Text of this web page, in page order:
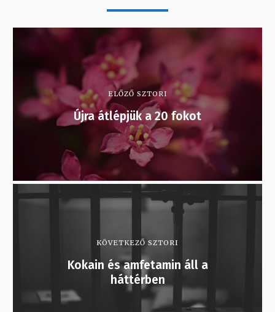
ELŐZŐ SZTORI
Újra átlépjük a 20 fokot
KÖVETKEZŐ SZTORI
Kokain és amfetamin áll a
háttérben